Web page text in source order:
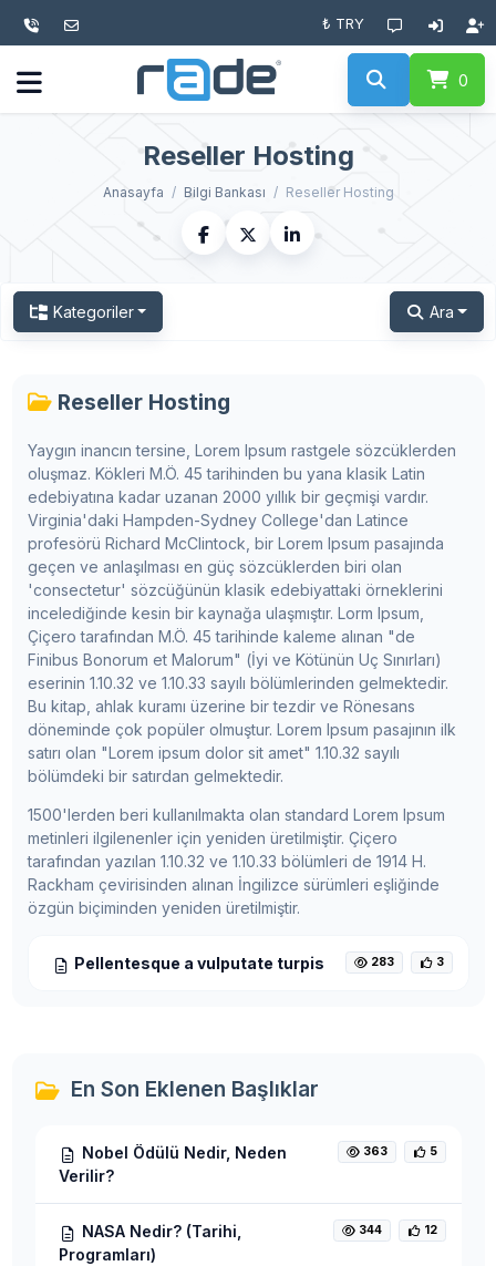
₺ TRY
0
Reseller Hosting
Anasayfa Bilgi Bankası Reseller Hosting
Kategoriler Ara
Reseller Hosting
Yaygın inancın tersine, Lorem Ipsum rastgele sözcüklerden
oluşmaz. Kökleri M.Ö. 45 tarihinden bu yana klasik Latin
edebiyatına kadar uzanan 2000 yıllık bir geçmişi vardır.
Virginia'daki Hampden-Sydney College'dan Latince
profesörü Richard McClintock, bir Lorem Ipsum pasajında
geçen ve anlaşılması en güç sözcüklerden biri olan
'consectetur' sözcüğünün klasik edebiyattaki örneklerini
incelediğinde kesin bir kaynağa ulaşmıştır. Lorm Ipsum,
Çiçero tarafından M.Ö. 45 tarihinde kaleme alınan "de
Finibus Bonorum et Malorum" (İyi ve Kötünün Uç Sınırları)
eserinin 1.10.32 ve 1.10.33 sayılı bölümlerinden gelmektedir.
Bu kitap, ahlak kuramı üzerine bir tezdir ve Rönesans
döneminde çok popüler olmuştur. Lorem Ipsum pasajının ilk
satırı olan "Lorem ipsum dolor sit amet" 1.10.32 sayılı
bölümdeki bir satırdan gelmektedir.
1500'lerden beri kullanılmakta olan standard Lorem Ipsum
metinleri ilgilenenler için yeniden üretilmiştir. Çiçero
tarafından yazılan 1.10.32 ve 1.10.33 bölümleri de 1914 H.
Rackham çevirisinden alınan İngilizce sürümleri eşliğinde
özgün biçiminden yeniden üretilmiştir.
Pellentesque a vulputate turpis 283 3
En Son Eklenen Başlıklar
Nobel Ödülü Nedir, Neden
Verilir?
363 5
NASA Nedir? (Tarihi,
Programları)
344 12